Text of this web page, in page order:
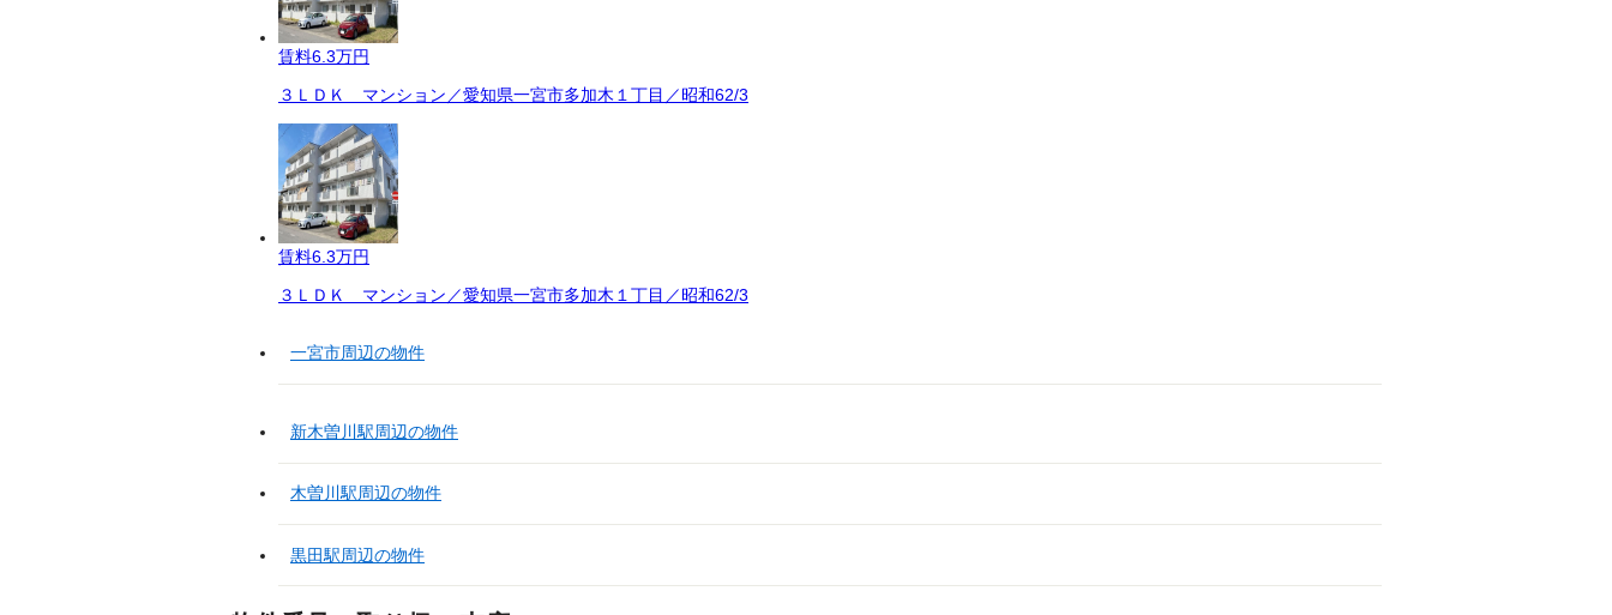
賃料6.3万円
３ＬＤＫ マンション／愛知県一宮市多加木１丁目／昭和62/3
賃料6.3万円
３ＬＤＫ マンション／愛知県一宮市多加木１丁目／昭和62/3
一宮市周辺の物件
新木曽川駅周辺の物件
木曽川駅周辺の物件
黒田駅周辺の物件